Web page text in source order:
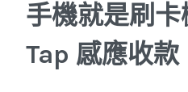
手機就是刷
Tap 感應收款